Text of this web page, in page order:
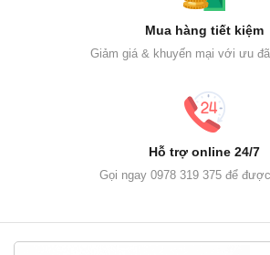
Mua hàng tiết kiệm
Giảm giá & khuyến mại với ưu
Hỗ trợ online 24/7
Gọi ngay 0978 319 375 để